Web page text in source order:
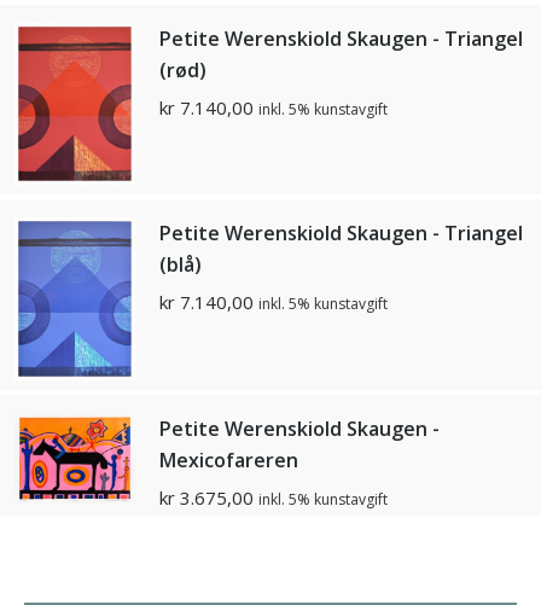
Petite Werenskiold Skaugen - Triangel
(rød)
kr 7.140,00 inkl. 5% kunstavgift
Petite Werenskiold Skaugen - Triangel
(blå)
kr 7.140,00 inkl. 5% kunstavgift
Petite Werenskiold Skaugen -
Mexicofareren
kr 3.675,00 inkl. 5% kunstavgift